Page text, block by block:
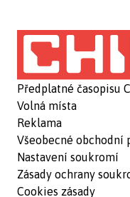
Předplatné časopisu
Volná místa
Reklama
Všeobecné obchodní
Nastavení soukromí
Zásady ochrany
Cookies zásady